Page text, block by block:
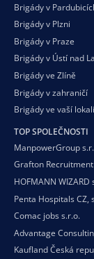
Brigády v
Brigády v Plzni
Brigády v Praze
Brigády v Ústí nad
Brigády ve Zlíně
Brigády v zahraničí
Brigády ve vaší
TOP SPOLEČNOSTI
ManpowerGroup
Grafton
HOFMANN WIZARD
Penta Hospitals CZ,
Comac jobs s.r.o.
Advantage
Kaufland Česká